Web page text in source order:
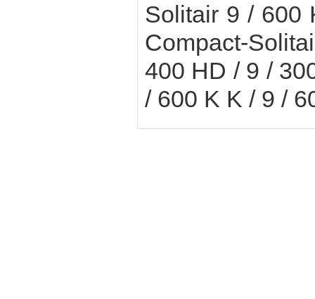
Solitair 9 / 600
Compact-
400 HD / 9 /
/ 600 K K / 9 /